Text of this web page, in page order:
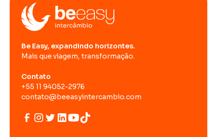
Be Easy, expandindo horizontes.
Mais que viagem, transformação.
Contato
+55 11 94052-2976
contato@beeasyintercambio.com